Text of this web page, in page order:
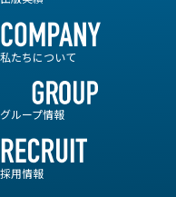
私たちについて
グループ情報
採用情報